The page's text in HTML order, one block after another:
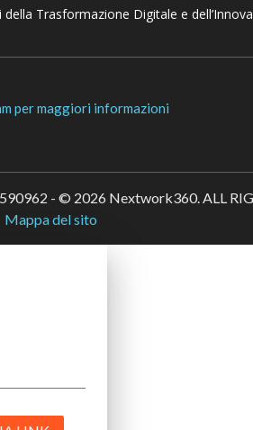
Trasformazione Digitale e
per maggiori informazioni
- © 2026 Nextwork360. ALL
Mappa del sito